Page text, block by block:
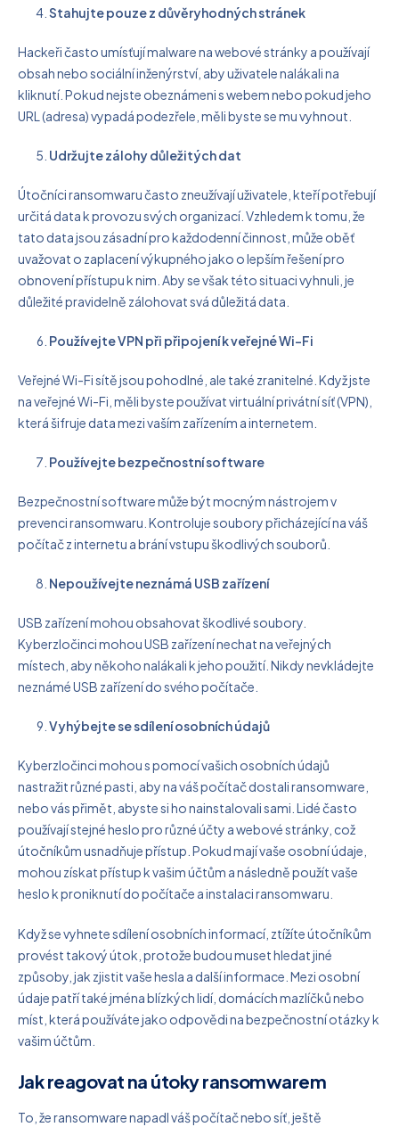
Stahujte pouze z důvěryhodných stránek
Hackeři často umísťují malware na webové stránky a používají
obsah nebo sociální inženýrství, aby uživatele nalákali na
kliknutí. Pokud nejste obeznámeni s webem nebo pokud jeho
URL (adresa) vypadá podezřele, měli byste se mu vyhnout.
Udržujte zálohy důležitých dat
Útočníci ransomwaru často zneužívají uživatele, kteří potřebují
určitá data k provozu svých organizací. Vzhledem k tomu, že
tato data jsou zásadní pro každodenní činnost, může oběť
uvažovat o zaplacení výkupného jako o lepším řešení pro
obnovení přístupu k nim. Aby se však této situaci vyhnuli, je
důležité pravidelně zálohovat svá důležitá data.
Používejte VPN při připojení k veřejné Wi-Fi
Veřejné Wi-Fi sítě jsou pohodlné, ale také zranitelné. Když jste
na veřejné Wi-Fi, měli byste používat virtuální privátní síť (VPN),
která šifruje data mezi vaším zařízením a internetem.
Používejte bezpečnostní software
Bezpečnostní software může být mocným nástrojem v
prevenci ransomwaru. Kontroluje soubory přicházející na váš
počítač z internetu a brání vstupu škodlivých souborů.
Nepoužívejte neznámá USB zařízení
USB zařízení mohou obsahovat škodlivé soubory.
Kyberzločinci mohou USB zařízení nechat na veřejných
místech, aby někoho nalákali k jeho použití. Nikdy nevkládejte
neznámé USB zařízení do svého počítače.
Vyhýbejte se sdílení osobních údajů
Kyberzločinci mohou s pomocí vašich osobních údajů
nastražit různé pasti, aby na váš počítač dostali ransomware,
nebo vás přimět, abyste si ho nainstalovali sami. Lidé často
používají stejné heslo pro různé účty a webové stránky, což
útočníkům usnadňuje přístup. Pokud mají vaše osobní údaje,
mohou získat přístup k vašim účtům a následně použít vaše
heslo k proniknutí do počítače a instalaci ransomwaru.
Když se vyhnete sdílení osobních informací, ztížíte útočníkům
provést takový útok, protože budou muset hledat jiné
způsoby, jak zjistit vaše hesla a další informace. Mezi osobní
údaje patří také jména blízkých lidí, domácích mazlíčků nebo
míst, která používáte jako odpovědi na bezpečnostní otázky k
vašim účtům.
Jak reagovat na útoky ransomwarem
To, že ransomware napadl váš počítač nebo síť, ještě